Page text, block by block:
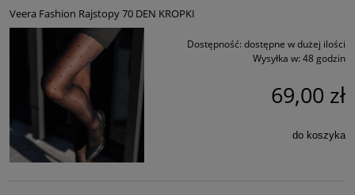
Veera Fashion Rajstopy 70 DEN KROPKI
Dostępność: dostępne w dużej ilości
Wysyłka w: 48 godzin
69,00 zł
do koszyka